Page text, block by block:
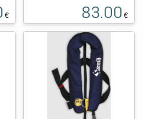
€ 83.00 €